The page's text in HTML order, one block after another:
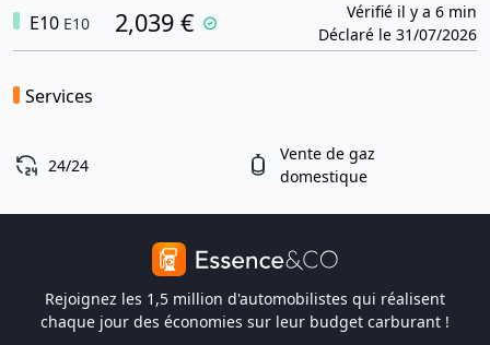
E10 E10 2,039 €
Vérifié il y a 6 min
Déclaré le 31/07/2026
Services
24/24
Vente de gaz
domestique
Rejoignez les 1,5 million d'automobilistes qui réalisent
chaque jour des économies sur leur budget carburant !